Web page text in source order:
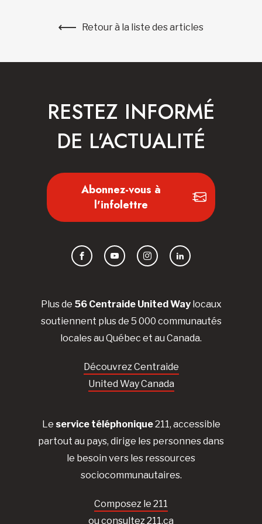
Retour à la liste des articles
Plus de 56 Centraide United Waylocaux
soutiennent plus de 5 000 communautés
locales au Québec et au Canada.
Découvrez Centraide
United Way Canada
Le service téléphonique211, accessible
partout au pays, dirige les personnes dans
le besoin vers les ressources
sociocommunautaires.
Composez le 211
ou consultez 211.ca
RESTEZ INFORMÉ
DE L'ACTUALITÉ
Abonnez-vous à
l'infolettre
FacebookYouTubeInstagramLinkedIn